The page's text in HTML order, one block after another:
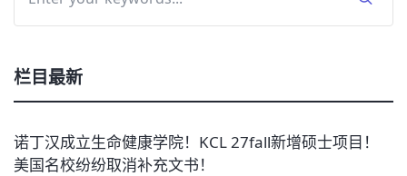
栏目最新
诺丁汉成立生命健康学院！KCL 27fall新增硕士项目！
美国名校纷纷取消补充文书！